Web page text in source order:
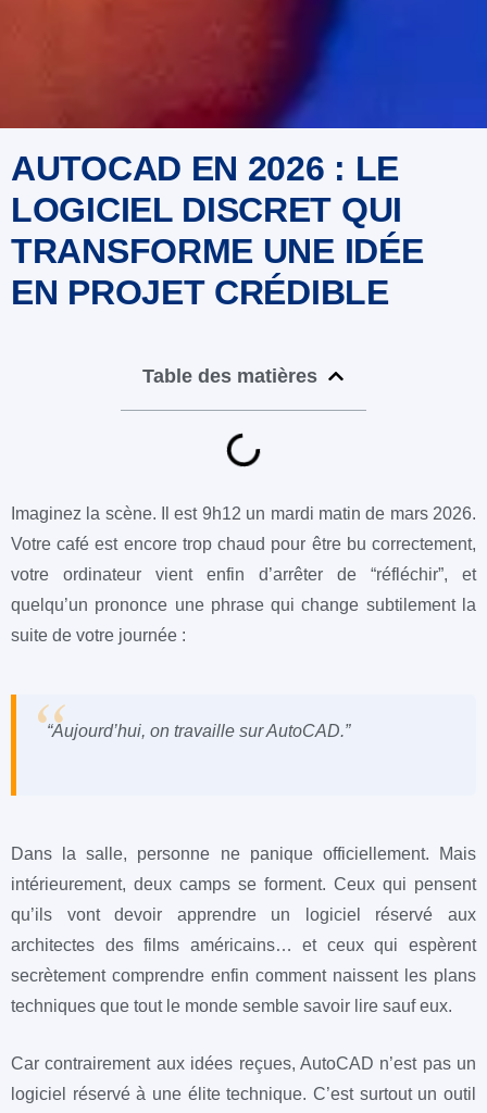
AUTOCAD EN 2026 : LE
LOGICIEL DISCRET QUI
TRANSFORME UNE IDÉE
EN PROJET CRÉDIBLE
Table des matières
Imaginez la scène. Il est 9h12 un mardi matin de mars 2026.
Votre café est encore trop chaud pour être bu correctement,
votre ordinateur vient enfin d’arrêter de “réfléchir”, et
quelqu’un prononce une phrase qui change subtilement la
suite de votre journée :
“Aujourd’hui, on travaille sur AutoCAD.”
Dans la salle, personne ne panique officiellement. Mais
intérieurement, deux camps se forment. Ceux qui pensent
qu’ils vont devoir apprendre un logiciel réservé aux
architectes des films américains… et ceux qui espèrent
secrètement comprendre enfin comment naissent les plans
techniques que tout le monde semble savoir lire sauf eux.
Car contrairement aux idées reçues, AutoCAD n’est pas un
logiciel réservé à une élite technique. C’est surtout un outil